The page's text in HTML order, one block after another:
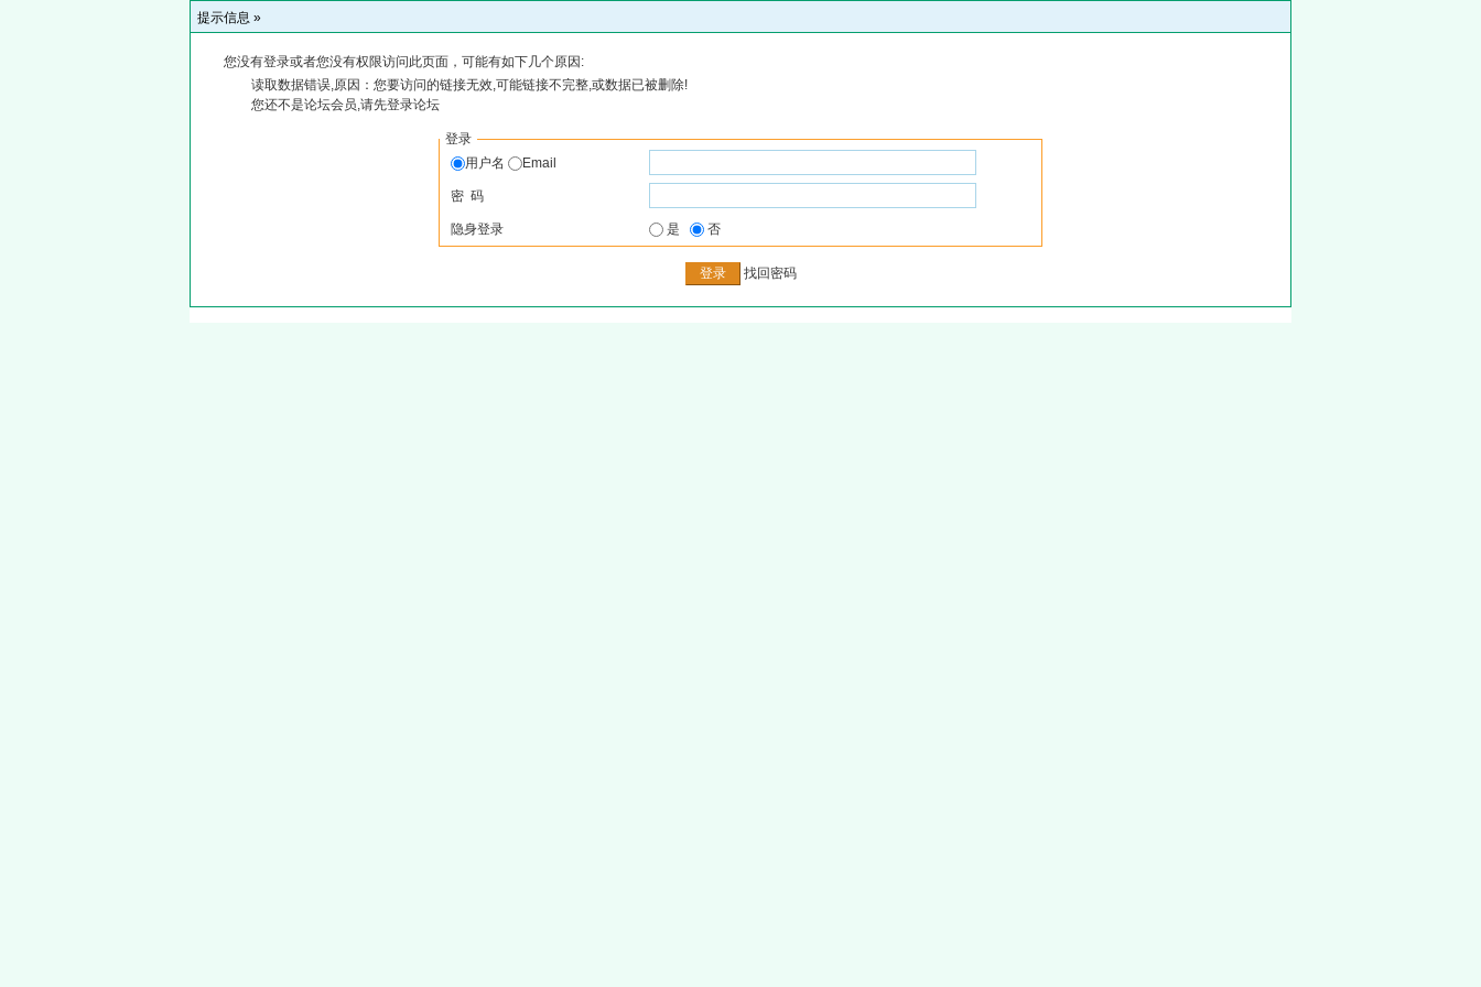
提示信息 »
您没有登录或者您没有权限访问此页面，可能有如下几个原因:
读取数据错误,原因：您要访问的链接无效,可能链接不完整,或数据已被删除!
您还不是论坛会员,请先登录论坛
登录
用户名
Email
密 码
隐身登录 是 否
找回密码